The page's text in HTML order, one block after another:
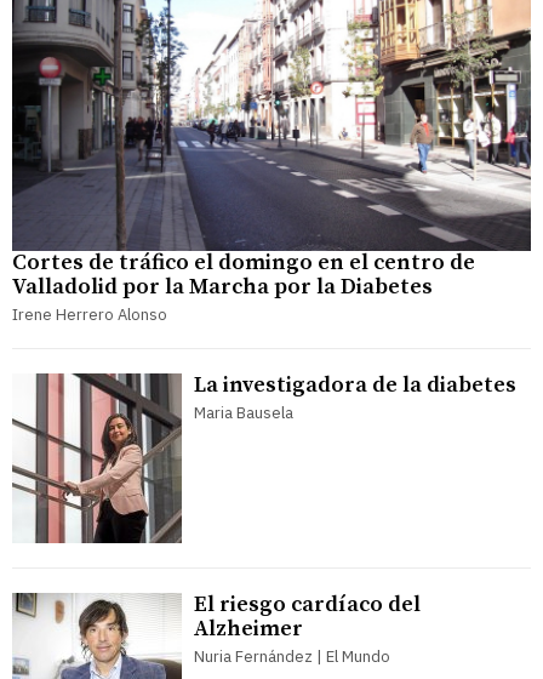
Cortes de tráfico el domingo en el centro de
Valladolid por la Marcha por la Diabetes
Irene Herrero Alonso
La investigadora de la diabetes
Maria Bausela
El riesgo cardíaco del
Alzheimer
Nuria Fernández | El Mundo